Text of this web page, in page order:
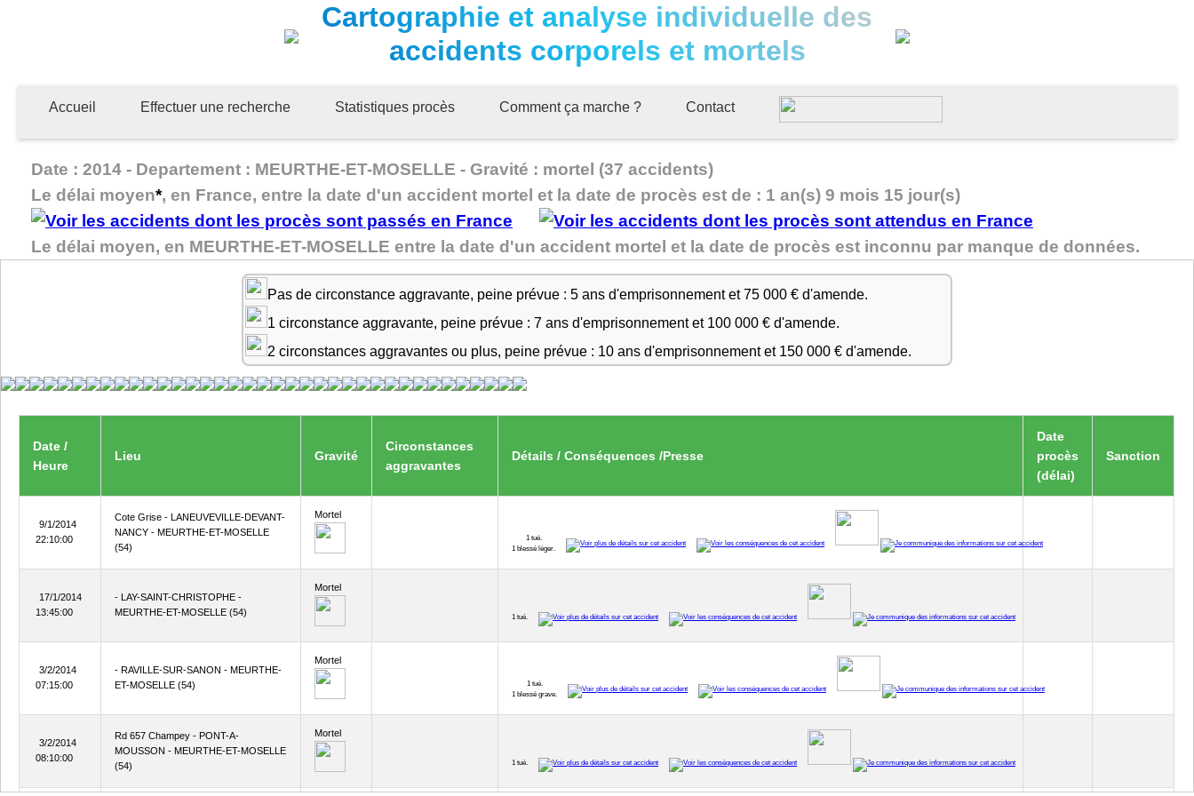
Cartographie et analyse individuelle des
accidents corporels et mortels
Accueil Effectuer une recherche Statistiques procès Comment ça marche ? Contact
Date : 2014 - Departement : MEURTHE-ET-MOSELLE - Gravité : mortel (37 accidents)
Le délai moyen*, en France, entre la date d'un accident mortel et la date de procès est de : 1 an(s) 9 mois 15 jour(s)
Le délai moyen, en MEURTHE-ET-MOSELLE entre la date d'un accident mortel et la date de procès est inconnu par manque de données.
Pas de circonstance aggravante, peine prévue : 5 ans d'emprisonnement et 75 000 € d'amende.
1 circonstance aggravante, peine prévue : 7 ans d'emprisonnement et 100 000 € d'amende.
2 circonstances aggravantes ou plus, peine prévue : 10 ans d'emprisonnement et 150 000 € d'amende.
Date /
Heure
Lieu Gravité
Circonstances
aggravantes
Détails / Conséquences /Presse
Date
procès
(délai)
Sanction
9/1/2014
22:10:00
Cote Grise - LANEUVEVILLE-DEVANT-
NANCY - MEURTHE-ET-MOSELLE
(54)
Mortel
1 tué.
1 blessé léger.
17/1/2014
13:45:00
- LAY-SAINT-CHRISTOPHE -
MEURTHE-ET-MOSELLE (54)
Mortel
1 tué.
3/2/2014
07:15:00
- RAVILLE-SUR-SANON - MEURTHE-
ET-MOSELLE (54)
Mortel
1 tué.
1 blessé grave.
3/2/2014
08:10:00
Rd 657 Champey - PONT-A-
MOUSSON - MEURTHE-ET-MOSELLE
(54)
Mortel
1 tué.